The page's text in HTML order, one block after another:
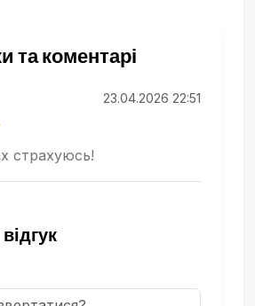
та коментарі
23.04.2026 22:51
страхуюсь!